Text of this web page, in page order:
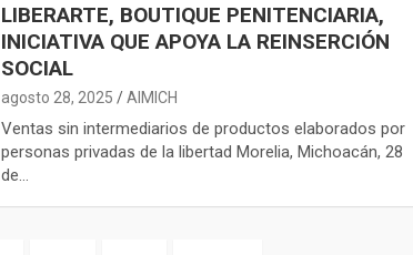
LIBERARTE, BOUTIQUE PENITENCIARIA,
INICIATIVA QUE APOYA LA REINSERCIÓN
SOCIAL
agosto 28, 2025 AIMICH
Ventas sin intermediarios de productos elaborados por
personas privadas de la libertad Morelia, Michoacán, 28
de…